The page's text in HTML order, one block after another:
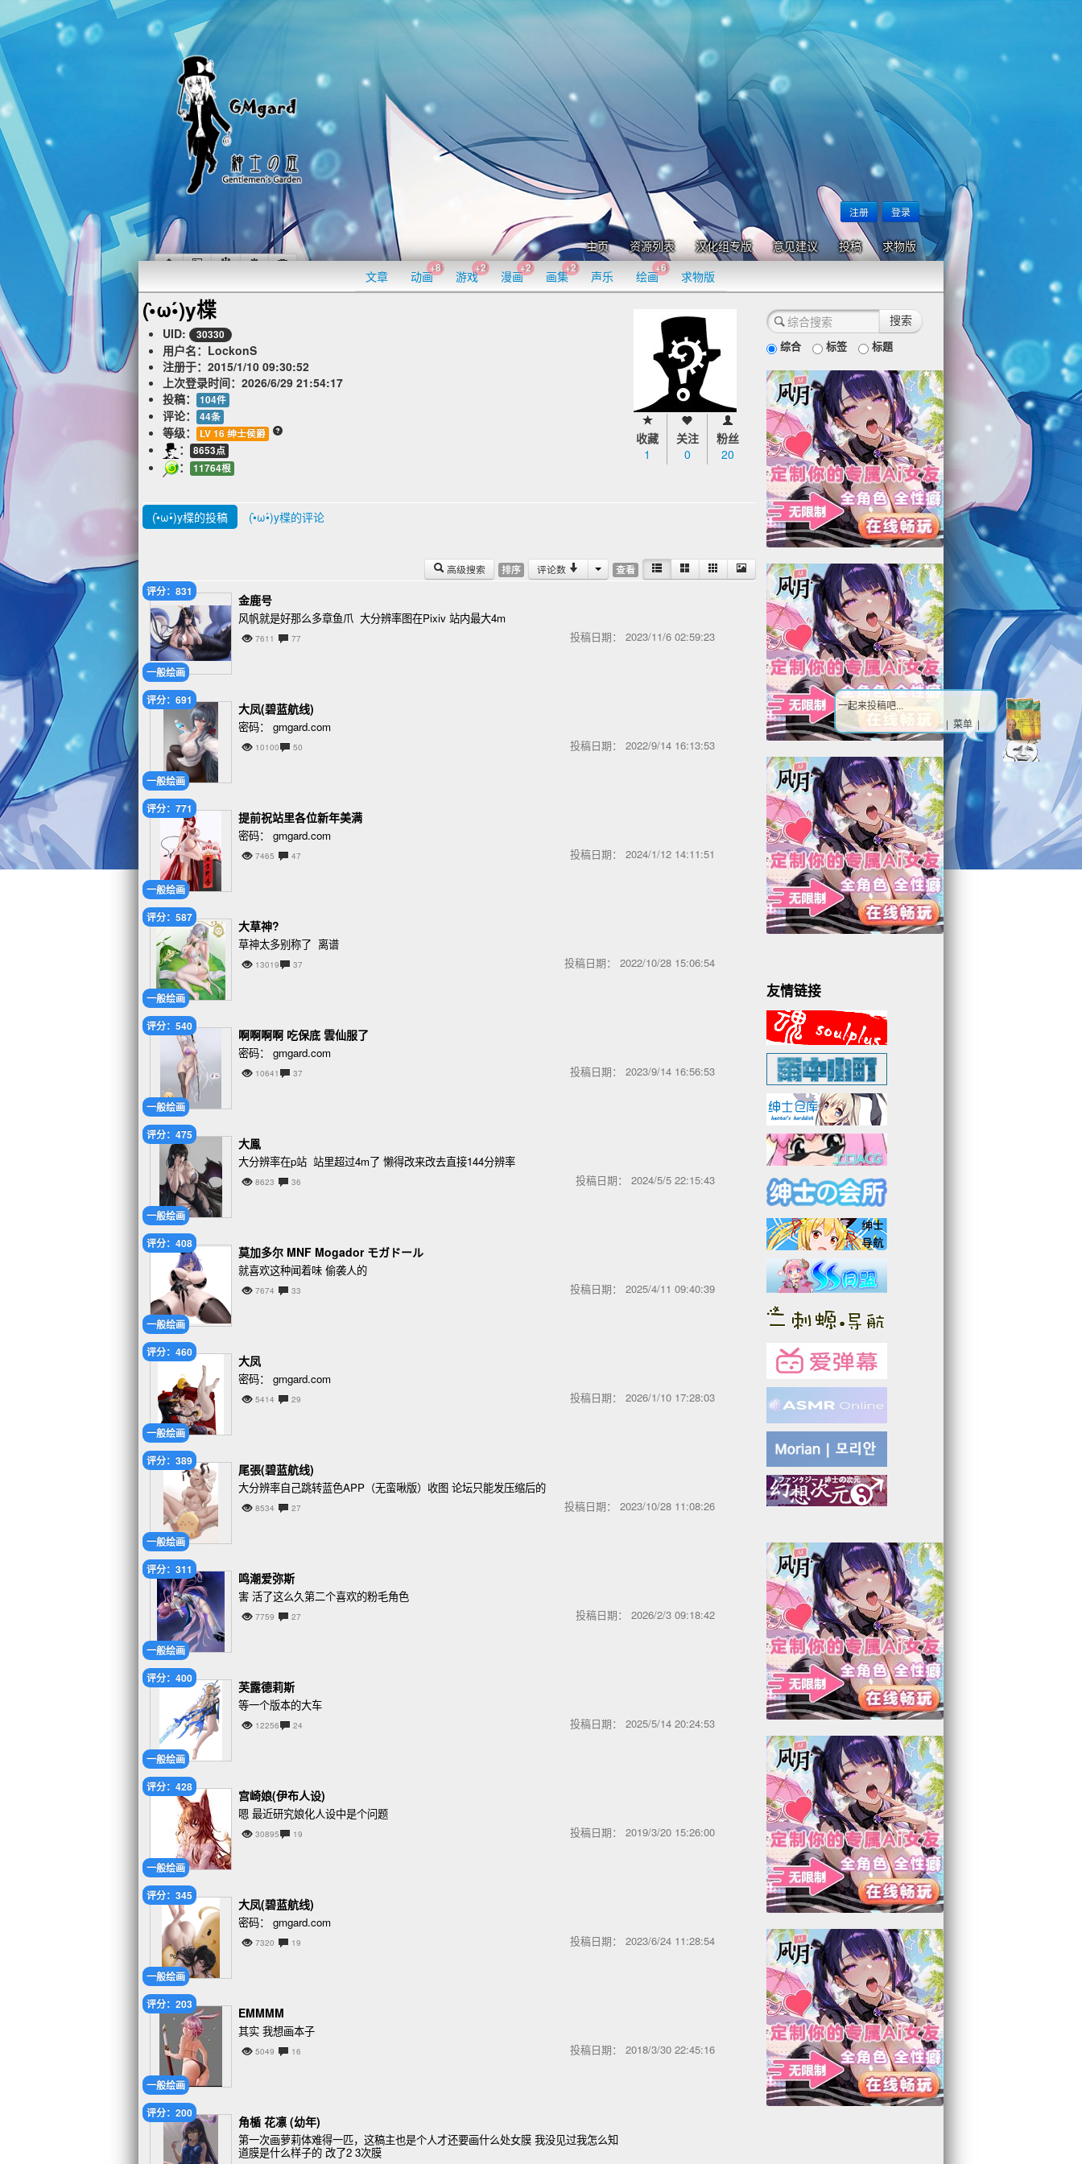
注册 登录
主页 资源列表 汉化组专版 意见建议 投稿 求物版
文章 动画
+8
游戏
+2
漫画
+2
画集
+2
声乐 绘画
+6
求物版
收藏
1
关注
0
粉丝
20
(•̀ω•́)y楪
UID: 30330
用户名：LockonS
注册于： 2015/1/10 09:30:52
上次登录时间： 2026/6/29 21:54:17
投稿：
104件
评论： 44条
等级： LV 16 绅士侯爵
： 8653点
： 11764根
(•̀ω•́)y楪的投稿 (•̀ω•́)y楪的评论
高级搜索 排序 评论数 查看
一般绘画
评分：831
金鹿号
风帆就是好那么多章鱼爪 大分辨率图在Pixiv 站内最大4m
7611 77 投稿日期： 2023/11/6 02:59:23
一般绘画
评分：691
大凤(碧蓝航线)
密码： gmgard.com
10100 50 投稿日期： 2022/9/14 16:13:53
一般绘画
评分：771
提前祝站里各位新年美满
密码： gmgard.com
7465 47 投稿日期： 2024/1/12 14:11:51
一般绘画
评分：587
大草神?
草神太多别称了 离谱
13019 37 投稿日期： 2022/10/28 15:06:54
一般绘画
评分：540
啊啊啊啊 吃保底 雲仙服了
密码： gmgard.com
10641 37 投稿日期： 2023/9/14 16:56:53
一般绘画
评分：475
大鳯
大分辨率在p站 站里超过4m了 懒得改来改去直接144分辨率
8623 36 投稿日期： 2024/5/5 22:15:43
一般绘画
评分：408
莫加多尔 MNF Mogador モガドール
就喜欢这种闻着味 偷袭人的
7674 33 投稿日期： 2025/4/11 09:40:39
一般绘画
评分：460
大凤
密码： gmgard.com
5414 29 投稿日期： 2026/1/10 17:28:03
一般绘画
评分：389
尾張(碧蓝航线)
大分辨率自己跳转蓝色APP（无蛮啾版）收图 论坛只能发压缩后的
8534 27 投稿日期： 2023/10/28 11:08:26
一般绘画
评分：311
鸣潮爱弥斯
害 活了这么久第二个喜欢的粉毛角色
7759 27 投稿日期： 2026/2/3 09:18:42
一般绘画
评分：400
芙露德莉斯
等一个版本的大车
12256 24 投稿日期： 2025/5/14 20:24:53
一般绘画
评分：428
宫崎娘(伊布人设)
嗯 最近研究娘化人设中是个问题
30895 19 投稿日期： 2019/3/20 15:26:00
一般绘画
评分：345
大凤(碧蓝航线)
密码： gmgard.com
7320 19 投稿日期： 2023/6/24 11:28:54
一般绘画
评分：203
EMMMM
其实 我想画本子
5049 16 投稿日期： 2018/3/30 22:45:16
评分：200
角楯 花凛 (幼年)
第一次画萝莉体难得一匹，这稿主也是个人才还要画什么处女膜 我没见过我怎么知
道膜是什么样子的 改了2 3次膜
综合 标签 标题
友情链接
一起来投稿吧...
| 菜单 |